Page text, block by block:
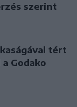
szerint
tért
Godako